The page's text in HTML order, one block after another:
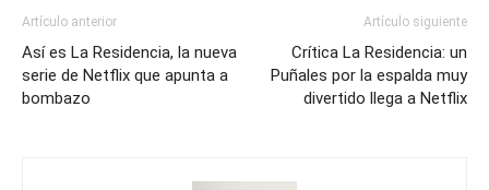
Artículo anterior
Así es La Residencia, la nueva
serie de Netflix que apunta a
bombazo
Artículo siguiente
Crítica La Residencia: un
Puñales por la espalda muy
divertido llega a Netflix